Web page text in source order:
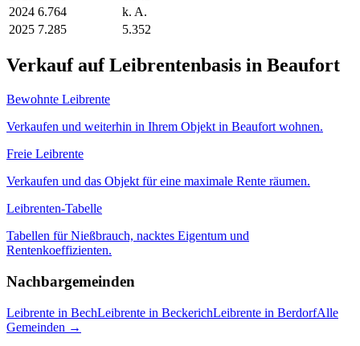
2024 6.764
k. A.
2025 7.285 5.352
Verkauf auf Leibrentenbasis in Beaufort
Bewohnte Leibrente
Verkaufen und weiterhin in Ihrem Objekt in Beaufort wohnen.
Freie Leibrente
Verkaufen und das Objekt für eine maximale Rente räumen.
Leibrenten-Tabelle
Tabellen für Nießbrauch, nacktes Eigentum und
Rentenkoeffizienten.
Nachbargemeinden
Leibrente in BechLeibrente in BeckerichLeibrente in BerdorfAlle
Gemeinden →